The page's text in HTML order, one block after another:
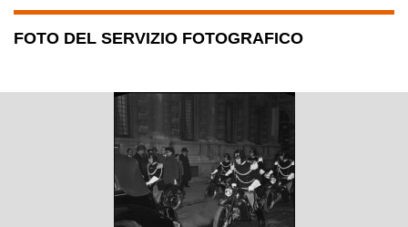
FOTO DEL SERVIZIO FOTOGRAFICO